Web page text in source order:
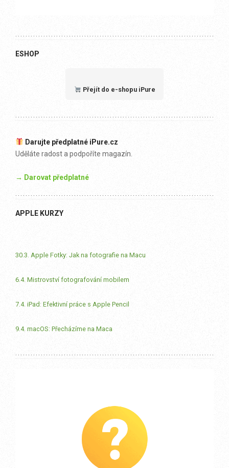
ESHOP
Přejít do e-shopu iPure
Darujte předplatné iPure.cz
Uděláte radost a podpoříte magazín.
→ Darovat předplatné
APPLE KURZY
30.3. Apple Fotky: Jak na fotografie na Macu
6.4. Mistrovství fotografování mobilem
7.4. iPad: Efektivní práce s Apple Pencil
9.4. macOS: Přecházíme na Maca